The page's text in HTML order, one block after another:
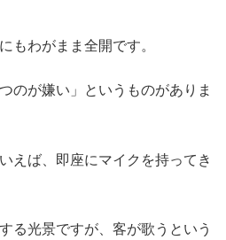
もわがまま全開です。
のが嫌い」というものがありま
えば、即座にマイクを持ってき
る光景ですが、客が歌うという